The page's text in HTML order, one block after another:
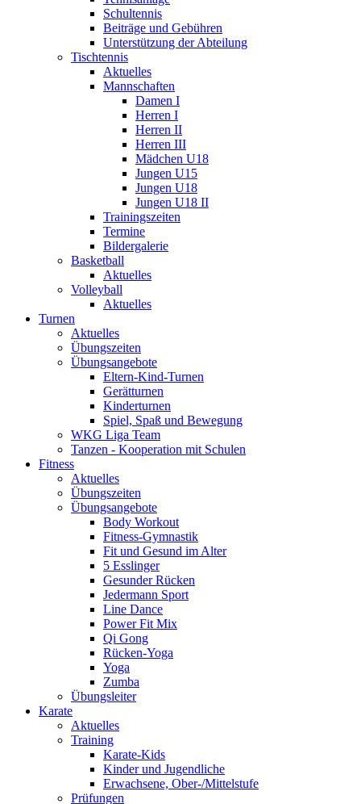
Schultennis
Beiträge und Gebühren
Unterstützung der Abteilung
Tischtennis
Aktuelles
Mannschaften
Damen I
Herren I
Herren II
Herren III
Mädchen U18
Jungen U15
Jungen U18
Jungen U18 II
Trainingszeiten
Termine
Bildergalerie
Basketball
Aktuelles
Volleyball
Aktuelles
Turnen
Aktuelles
Übungszeiten
Übungsangebote
Eltern-Kind-Turnen
Gerätturnen
Kinderturnen
Spiel, Spaß und Bewegung
WKG Liga Team
Tanzen - Kooperation mit Schulen
Fitness
Aktuelles
Übungszeiten
Übungsangebote
Body Workout
Fitness-Gymnastik
Fit und Gesund im Alter
5 Esslinger
Gesunder Rücken
Jedermann Sport
Line Dance
Power Fit Mix
Qi Gong
Rücken-Yoga
Yoga
Zumba
Übungsleiter
Karate
Aktuelles
Training
Karate-Kids
Kinder und Jugendliche
Erwachsene, Ober-/Mittelstufe
Prüfungen